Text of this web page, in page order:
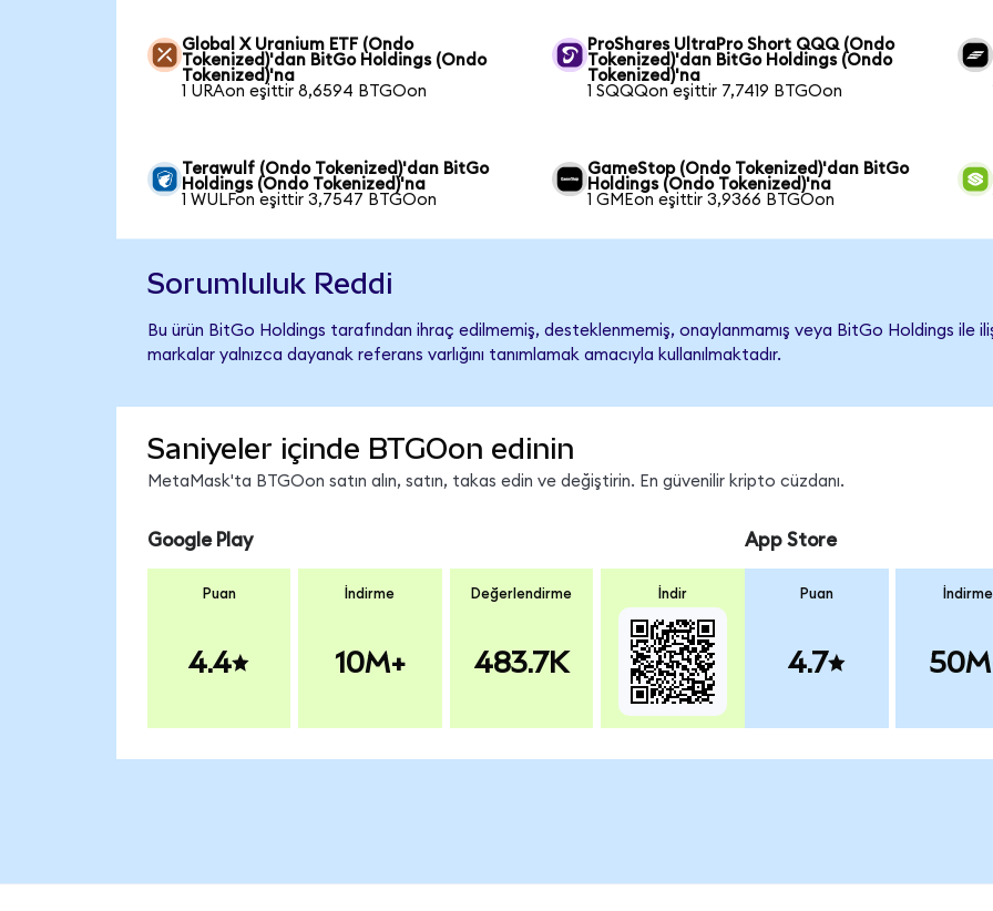
Global X Uranium ETF (Ondo
Tokenized)'dan BitGo Holdings (Ondo
Tokenized)'na
1 URAon eşittir 8,6594 BTGOon
ProShares UltraPro Short QQQ (Ondo
Tokenized)'dan BitGo Holdings (Ondo
Tokenized)'na
1 SQQQon eşittir 7,7419 BTGOon
Terawulf (Ondo Tokenized)'dan BitGo
Holdings (Ondo Tokenized)'na
1 WULFon eşittir 3,7547 BTGOon
GameStop (Ondo Tokenized)'dan BitGo
Holdings (Ondo Tokenized)'na
1 GMEon eşittir 3,9366 BTGOon
Sorumluluk Reddi
Bu ürün BitGo Holdings tarafından ihraç edilmemiş, desteklenmemiş, onaylanmamış veya BitGo Holdings ile
markalar yalnızca dayanak referans varlığını tanımlamak amacıyla kullanılmaktadır.
Saniyeler içinde BTGOon edinin
MetaMask'ta BTGOon satın alın, satın, takas edin ve değiştirin. En güvenilir kripto cüzdanı.
Google Play
Puan
4.4
İndirme
10M+
Değerlendirme
483.7K
İndir
App Store
Puan
4.7
İndirme